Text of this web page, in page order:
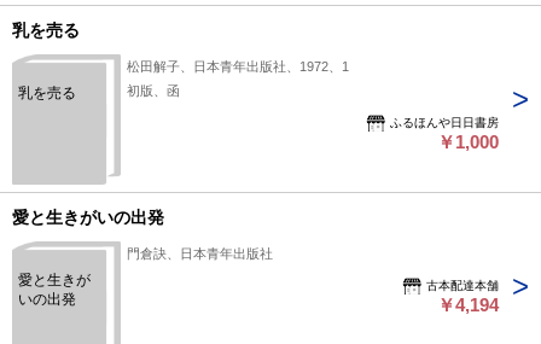
乳を売る
乳を売る
松田解子、日本青年出版社、1972、1
初版、函
ふるほんや日日書房
￥1,000
愛と生きがいの出発
愛と生きが
いの出発
門倉訣、日本青年出版社
古本配達本舗
￥4,194